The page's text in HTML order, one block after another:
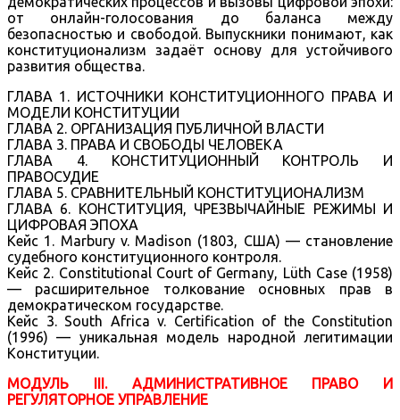
от онлайн-голосования до баланса между
безопасностью и свободой. Выпускники понимают, как
конституционализм задаёт основу для устойчивого
развития общества.
ГЛАВА 1. ИСТОЧНИКИ КОНСТИТУЦИОННОГО ПРАВА И
МОДЕЛИ КОНСТИТУЦИИ
ГЛАВА 2. ОРГАНИЗАЦИЯ ПУБЛИЧНОЙ ВЛАСТИ
ГЛАВА 3. ПРАВА И СВОБОДЫ ЧЕЛОВЕКА
ГЛАВА 4. КОНСТИТУЦИОННЫЙ КОНТРОЛЬ И
ПРАВОСУДИЕ
ГЛАВА 5. СРАВНИТЕЛЬНЫЙ КОНСТИТУЦИОНАЛИЗМ
ГЛАВА 6. КОНСТИТУЦИЯ, ЧРЕЗВЫЧАЙНЫЕ РЕЖИМЫ И
ЦИФРОВАЯ ЭПОХА
Кейс 1. Marbury v. Madison (1803, США) — становление
судебного конституционного контроля.
Кейс 2. Constitutional Court of Germany, Lüth Case (1958)
— расширительное толкование основных прав в
демократическом государстве.
Кейс 3. South Africa v. Certification of the Constitution
(1996) — уникальная модель народной легитимации
Конституции.
МОДУЛЬ III. АДМИНИСТРАТИВНОЕ ПРАВО И
РЕГУЛЯТОРНОЕ УПРАВЛЕНИЕ